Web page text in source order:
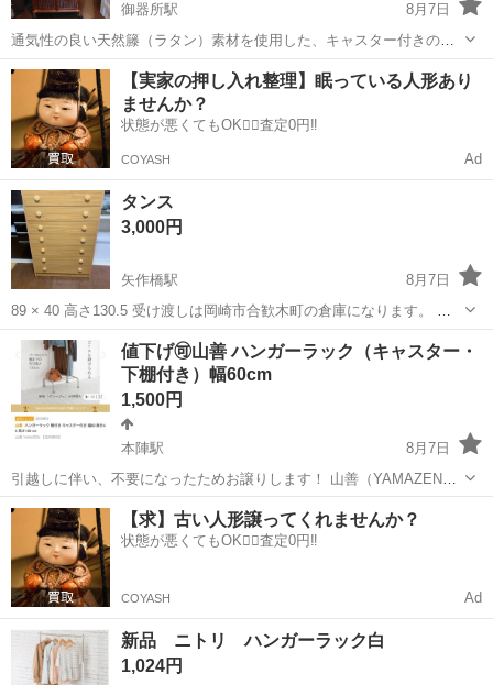
御器所駅
8月7日
通気性の良い天然籐（ラタン）素材を使用した、キャスター付きの収
納チェストです。 引き出しは合計5つ（上段2つ、中段1つ、下段2つ）
あり、内布が付いているため衣類や小物の収納に適しています。 内布
は取り外しができ洗濯できます...
愛知 名古屋市 御器所駅 収納家具 キャスター
【実家の押し入れ整理】眠っている人形あり
ませんか？
状態が悪くてもOK🙆‍♀️査定0円‼️
COYASH Ad
タンス
3,000円
矢作橋駅
8月7日
89 × 40 高さ130.5 受け渡しは岡崎市合歓木町の倉庫になります。 配
送出来ますが、配送代頂きます。
愛知 岡崎市 矢作橋駅 収納家具 タンス
値下げ🉑山善 ハンガーラック（キャスター・
下棚付き）幅60cm
1,500円
本陣駅
8月7日
引越しに伴い、不要になったためお譲りします！ 山善（YAMAZEN）
のキャスター付きハンガーラックです。 ロング丈のコートやワンピー
スも掛けられる高さがあり、下にはバッグや小物を置ける棚もついて
いてとても使いやすいです。 ...
愛知 名古屋市 本陣駅 収納家具
【求】古い人形譲ってくれませんか？
状態が悪くてもOK🙆‍♀️査定0円‼️
COYASH Ad
新品 ニトリ ハンガーラック白
1,024円